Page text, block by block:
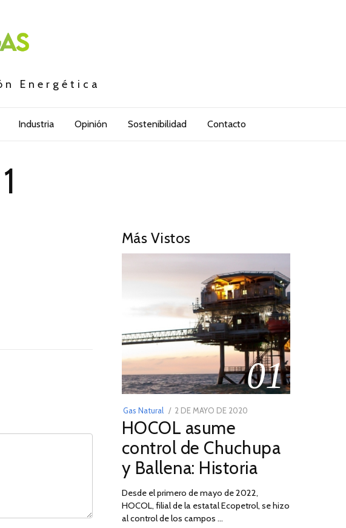
Energética
Industria Opinión Sostenibilidad Contacto
Más Vistos
01
Gas Natural
POSTED
ON
2 DE MAYO DE 2020
DE
2026
HOCOL asume
control de Chuchupa
y Ballena: Historia
Desde el primero de mayo de 2022,
HOCOL, filial de la estatal Ecopetrol, se hizo
al control de los campos …